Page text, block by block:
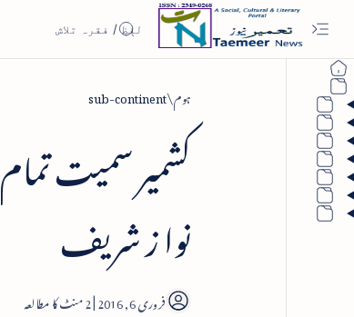
ہوم sub-continent
کشمیر سمیت
نوا ز شریف
2